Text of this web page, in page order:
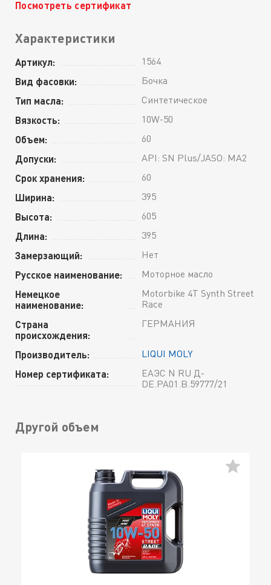
Посмотреть сертификат
Характеристики
Артикул: 1564
Вид фасовки: Бочка
Тип масла: Синтетическое
Вязкость: 10W-50
Объем: 60
Допуски: API: SN Plus/JASO: MA2
Срок хранения: 60
Ширина: 395
Высота: 605
Длина: 395
Замерзающий: Нет
Русское наименование: Моторное масло
Немецкое
наименование:
Motorbike 4T Synth Street
Race
Страна
происхождения:
ГЕРМАНИЯ
Производитель: LIQUI MOLY
Номер сертификата:
ЕАЭС N RU Д-
DE.РА01.В.59777/21
Другой объем